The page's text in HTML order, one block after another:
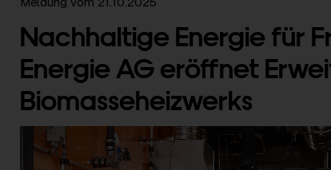
Nachhaltige Energie für
Energie AG eröffnet
Biomasseheizwerks